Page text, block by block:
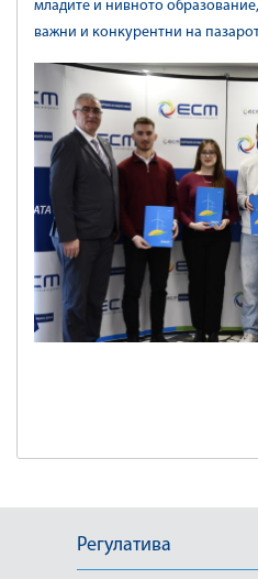
младите и нивното
важни и конкурентни на
Регулатива